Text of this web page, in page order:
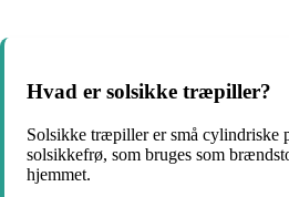
Hvad er solsikke træpiller?
Solsikke træpiller er små cylindriske
solsikkefrø, som bruges som
hjemmet.